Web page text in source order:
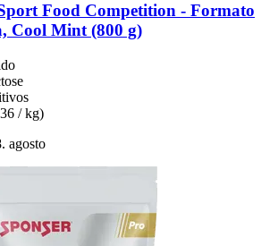
Food Competition -​ Formato
Cool Mint (800 g)
/ kg)
agosto